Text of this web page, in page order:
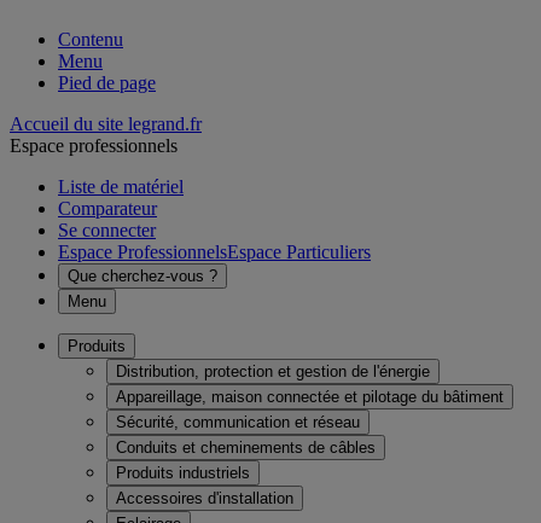
Contenu
Menu
Pied de page
Accueil du site legrand.fr
Espace professionnels
Liste de matériel
Comparateur
Se connecter
Espace ProfessionnelsEspace Particuliers
Que cherchez-vous ?
Menu
Produits
Distribution, protection et gestion de l'énergie
Appareillage, maison connectée et pilotage du bâtiment
Sécurité, communication et réseau
Conduits et cheminements de câbles
Produits industriels
Accessoires d'installation